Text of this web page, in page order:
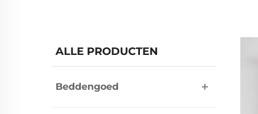
ALLE PRODUCTEN
Beddengoed